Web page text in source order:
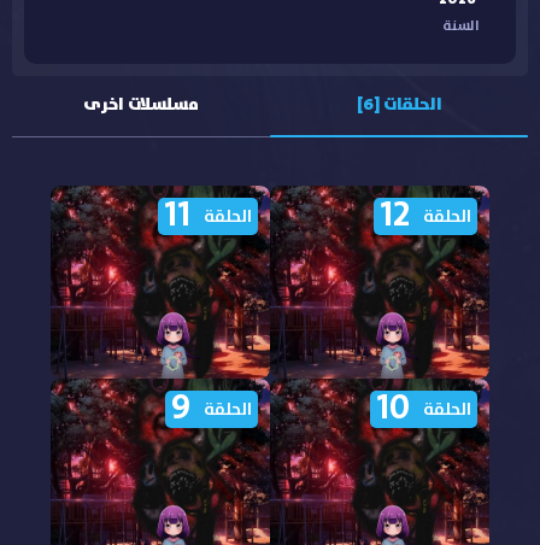
السنة
الحلقات [6] مسلسلات اخرى
مشاهدة انمي Kaya chan
wa Kowakunai الحلقة 12
مترجمة
الحلقة 12
مشاهدة انمي Kaya chan
wa Kowakunai الحلقة 11
مترجمة
الحلقة 11
الحلقة 10 الحلقة 9